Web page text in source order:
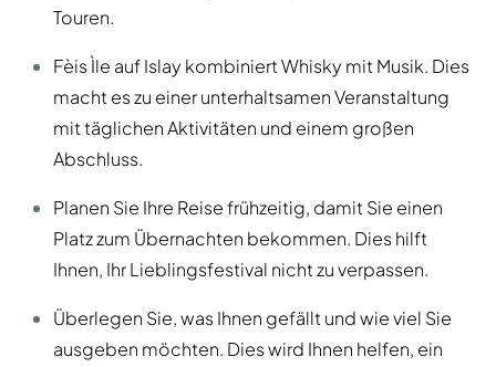
Touren.
Fèis Ìle auf Islay kombiniert Whisky mit Musik. Dies
macht es zu einer unterhaltsamen Veranstaltung
mit täglichen Aktivitäten und einem großen
Abschluss.
Planen Sie Ihre Reise frühzeitig, damit Sie einen
Platz zum Übernachten bekommen. Dies hilft
Ihnen, Ihr Lieblingsfestival nicht zu verpassen.
Überlegen Sie, was Ihnen gefällt und wie viel Sie
ausgeben möchten. Dies wird Ihnen helfen, ein